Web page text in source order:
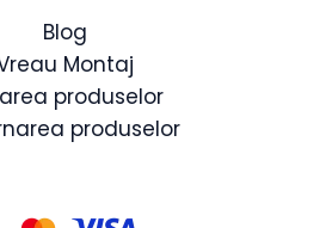
Blog
Montaj
produselor
produselor